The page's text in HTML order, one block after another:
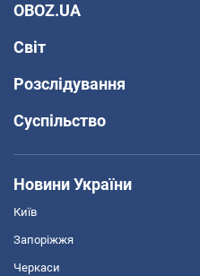
OBOZ.UA
Світ
Розслідування
Суспільство
Новини України
Київ
Запоріжжя
Черкаси